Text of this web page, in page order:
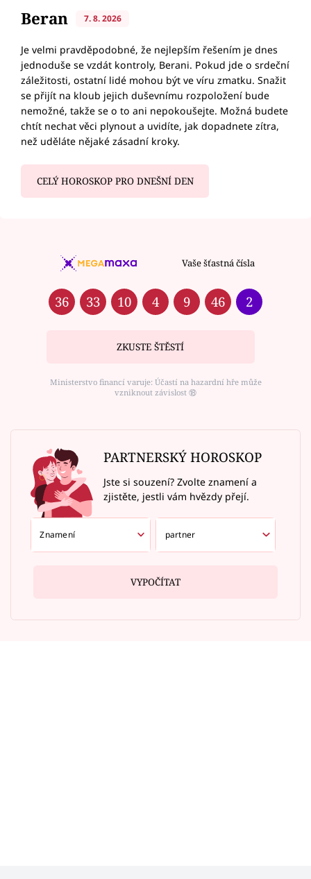
Beran 7. 8. 2026
Je velmi pravděpodobné, že nejlepším řešením je dnes
jednoduše se vzdát kontroly, Berani. Pokud jde o srdeční
záležitosti, ostatní lidé mohou být ve víru zmatku. Snažit
se přijít na kloub jejich duševnímu rozpoložení bude
nemožné, takže se o to ani nepokoušejte. Možná budete
chtít nechat věci plynout a uvidíte, jak dopadnete zítra,
než uděláte nějaké zásadní kroky.
CELÝ HOROSKOP PRO DNEŠNÍ DEN
Vaše šťastná čísla
36 33 10 4 9 46 2
ZKUSTE ŠTĚSTÍ
Ministerstvo financí varuje: Účastí na hazardní hře může
vzniknout závislost ⑱
PARTNERSKÝ HOROSKOP
Jste si souzení? Zvolte znamení a
zjistěte, jestli vám hvězdy přejí.
VYPOČÍTAT